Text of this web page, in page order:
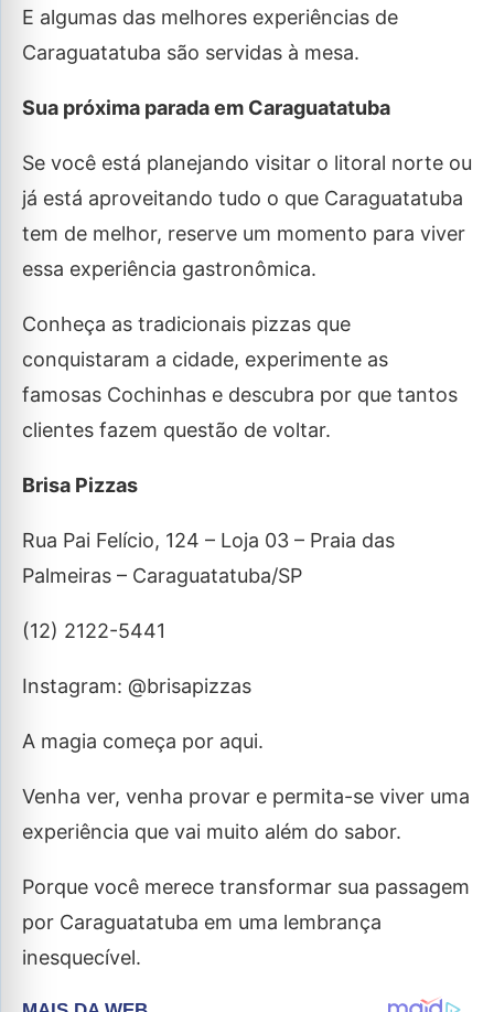
E algumas das melhores experiências de
Caraguatatuba são servidas à mesa.
Sua próxima parada em Caraguatatuba
Se você está planejando visitar o litoral norte ou
já está aproveitando tudo o que Caraguatatuba
tem de melhor, reserve um momento para viver
essa experiência gastronômica.
Conheça as tradicionais pizzas que
conquistaram a cidade, experimente as
famosas Cochinhas e descubra por que tantos
clientes fazem questão de voltar.
Brisa Pizzas
Rua Pai Felício, 124 – Loja 03 – Praia das
Palmeiras – Caraguatatuba/SP
(12) 2122-5441
Instagram: @brisapizzas
A magia começa por aqui.
Venha ver, venha provar e permita-se viver uma
experiência que vai muito além do sabor.
Porque você merece transformar sua passagem
por Caraguatatuba em uma lembrança
inesquecível.